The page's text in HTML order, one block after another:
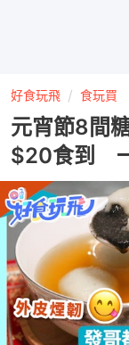
好食玩飛 食玩買
元宵節8間
$20食到